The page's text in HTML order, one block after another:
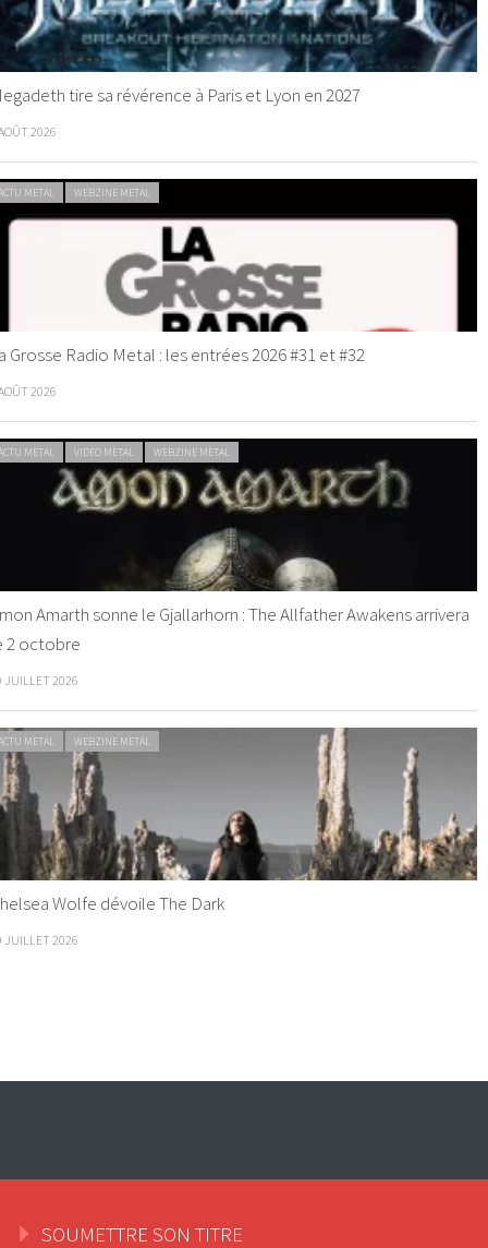
tire sa révérence à Paris et Lyon en 2027
2026
METAL WEBZINE METAL
Grosse Radio Metal : les entrées 2026 #31 et #32
2026
METAL VIDEO METAL WEBZINE METAL
Amarth sonne le Gjallarhorn : The Allfather Awakens arrivera
2 octobre
JUILLET 2026
METAL WEBZINE METAL
Wolfe dévoile The Dark
JUILLET 2026
SOUMETTRE SON TITRE